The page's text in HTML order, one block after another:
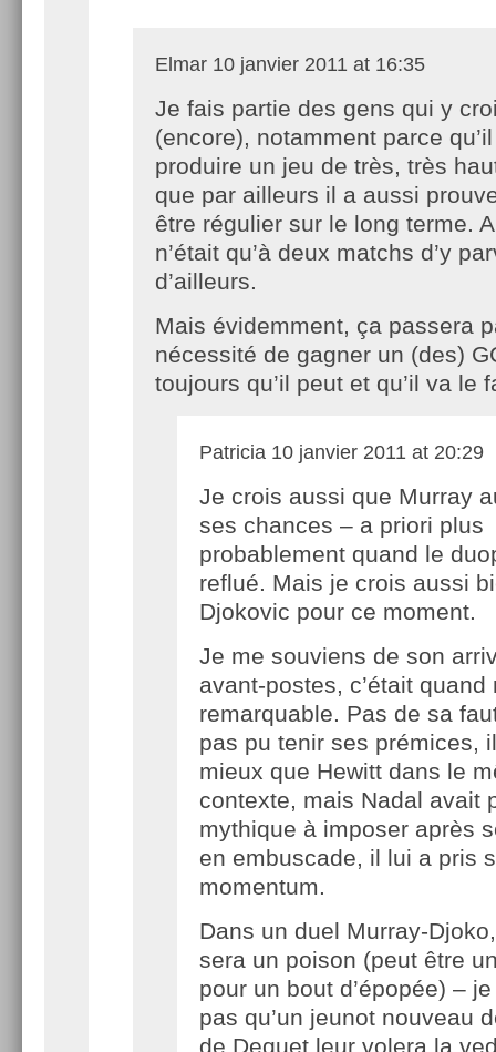
Elmar 10 janvier 2011 at 16:35
Je fais partie des gens qui y
(encore), notamment parce
produire un jeu de très, très
que par ailleurs il a aussi
être régulier sur le long terme.
n’était qu’à deux matchs d’y
d’ailleurs.
Mais évidemment, ça passera
nécessité de gagner un (des)
toujours qu’il peut et qu’il va le
Patricia 10 janvier 2011 at 20:29
Je crois aussi que Murray
ses chances – a priori plus
probablement quand le
reflué. Mais je crois aussi
Djokovic pour ce moment.
Je me souviens de son
avant-postes, c’était quand
remarquable. Pas de sa
pas pu tenir ses prémices,
mieux que Hewitt dans le
contexte, mais Nadal avait
mythique à imposer après
en embuscade, il lui a pris
momentum.
Dans un duel Murray-
sera un poison (peut être
pour un bout d’épopée) –
pas qu’un jeunot nouveau
de Dequet leur volera la